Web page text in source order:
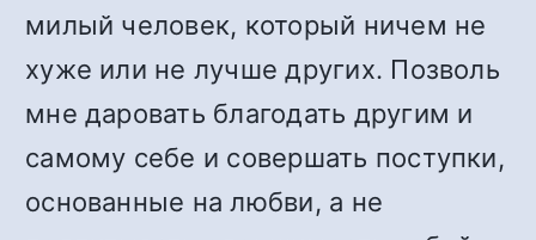
милый человек, который ничем не
хуже или не лучше других. Позволь
мне даровать благодать другим и
самому себе и совершать поступки,
основанные на любви, а не